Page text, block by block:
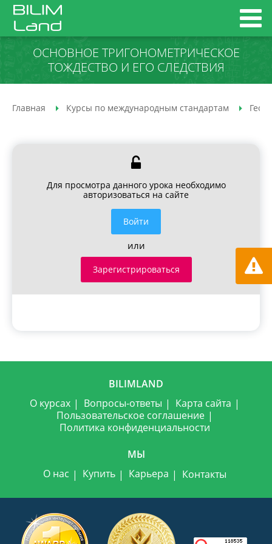
ОСНОВНОЕ ТРИГОНОМЕТРИЧЕСКОЕ
ТОЖДЕСТВО И ЕГО СЛЕДСТВИЯ
Главная Курсы по международным стандартам
Для просмотра данного урока необходимо
авторизоваться на сайте
Войти
или
Зарегистрироваться
BILIMLAND
О курсах
Вопросы-ответы
Карта сайта
Пользовательское соглашение
Политика конфиденциальности
МЫ
О нас
Купить Карьера Контакты